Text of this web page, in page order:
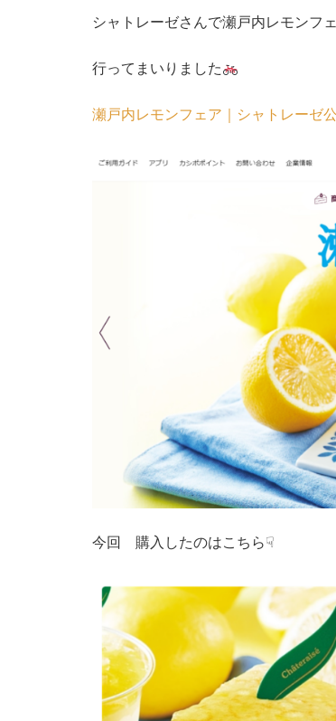
シャトレーゼさんで瀬戸内レモンフ
行ってまいりました
瀬戸内レモンフェア｜シャトレーゼ
今回 購入したのはこちら☟